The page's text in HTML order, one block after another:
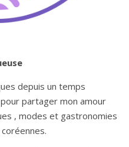
depuis un temps
partager mon amour
, modes et gastronomies